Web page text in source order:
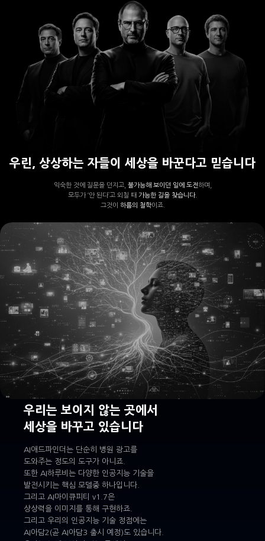
우린, 상상하는 자들이 세상을 바꾼다고 믿습니다
익숙한 것에 질문을 던지고, 불가능해 보이던 일에 도전하며,
모두가 ‘안 된다’고 외칠 때 가능한 길을 찾습니다.
그것이 하룹의 철학이죠.
우리는 보이지 않는 곳에서
세상을 바꾸고 있습니다
AI애드파인더는 단순히 병원 광고를
도와주는 정도의 도구가 아니죠.
또한 AI하루비는 다양한 인공지능 기술을
발전시키는 핵심 모델중 하나입니다.
그리고 AI마이큐피티 v1.7은
상상력을 이미지를 통해 구현하죠.
그리고 우리의 인공지능 기술 정점에는
AI아담2(곧 AI아담3 출시 예정)도 있습니다.